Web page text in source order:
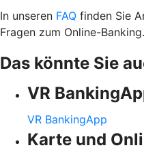
In unseren FAQ finden Sie
Fragen zum Online-Banking.
Das könnte Sie
VR
VR BankingApp
Karte und